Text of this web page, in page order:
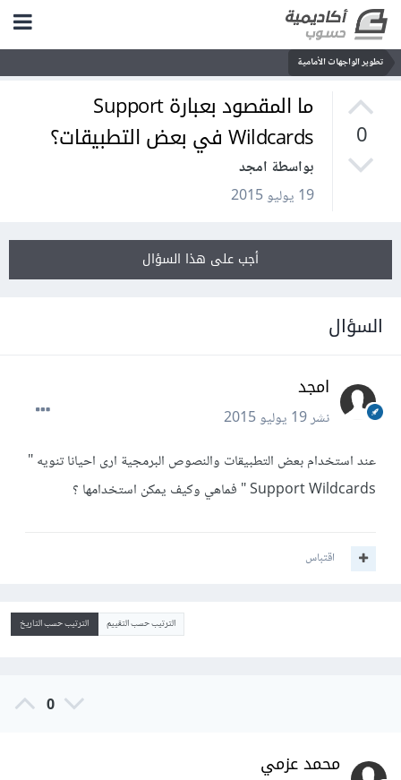
تطوير الواجهات الأمامية
0
ما المقصود بعبارة Support
Wildcards في بعض التطبيقات؟
بواسطة امجد
19 يوليو 2015
أجب على هذا السؤال
السؤال
امجد
نشر19 يوليو 2015
عند استخدام بعض التطبيقات والنصوص البرمجية ارى احيانا تنويه "
Support Wildcards " فماهي وكيف يمكن استخدامها ؟
اقتباس
الترتيب حسب التقييم الترتيب حسب التاريخ
0
محمد عزمي